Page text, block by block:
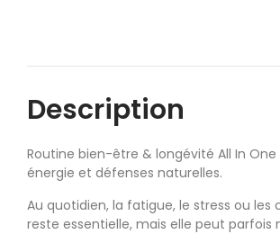
Description
Routine bien-être & longévité All In
énergie et défenses naturelles.
Au quotidien, la fatigue, le stress ou
reste essentielle, mais elle peut parfois